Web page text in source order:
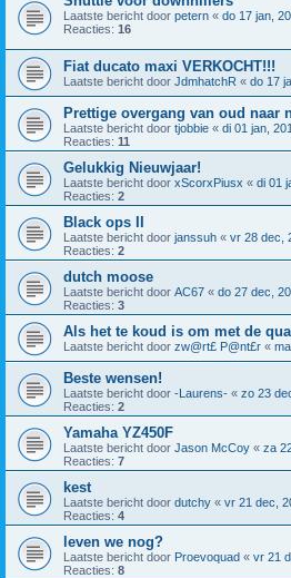
Laatste bericht door petern « do 17 jan,
Reacties: 16
Fiat ducato maxi VERKOCHT!!!
Laatste bericht door JdmhatchR « do 17
Prettige overgang van oud naar
Laatste bericht door tjobbie « di 01 jan,
Reacties: 11
Gelukkig Nieuwjaar!
Laatste bericht door xScorxPiusx « di 01
Reacties: 2
Black ops II
Laatste bericht door janssuh « vr 28 dec,
Reacties: 2
dutch moose
Laatste bericht door AC67 « do 27 dec,
Reacties: 3
Als het te koud is om met de
Laatste bericht door zw@rt£ P@nt£r «
Beste wensen!
Laatste bericht door -Laurens- « zo 23
Reacties: 2
Yamaha YZ450F
Laatste bericht door Jason McCoy « za
Reacties: 7
kest
Laatste bericht door dutchy « vr 21 dec,
Reacties: 4
leven we nog?
Laatste bericht door Proevoquad « vr 21
Reacties: 8